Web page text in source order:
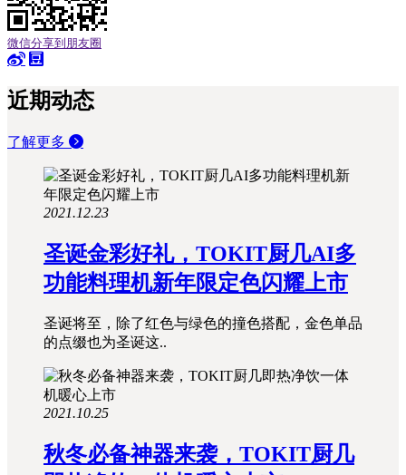
微信分享到朋友圈
近期动态
了解更多
2021.12.23
圣诞金彩好礼，TOKIT厨几AI多
功能料理机新年限定色闪耀上市
圣诞将至，除了红色与绿色的撞色搭配，金色单品
的点缀也为圣诞这..
2021.10.25
秋冬必备神器来袭，TOKIT厨几